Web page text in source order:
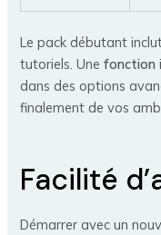
Le pack débutant
tutoriels. Unefonction
dans des options
finalement de vos
Facilité
Démarrer avec un